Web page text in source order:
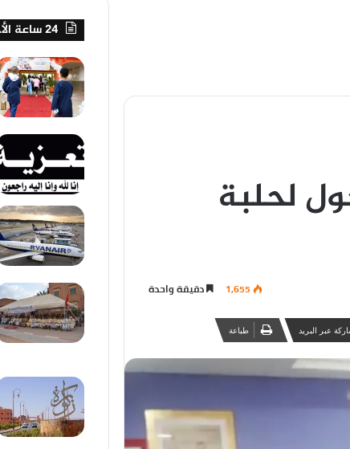
لحلبة
1,655 دقيقة واحدة
عبر البريد طباعة
24 ساعة الأخيرة